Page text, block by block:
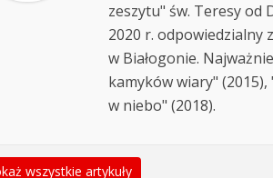
zeszytu" św. Teresy od
2020 r. odpowiedzialny
w Białogonie.
kamyków wiary"
w niebo" (2018).
wszystkie artykuły